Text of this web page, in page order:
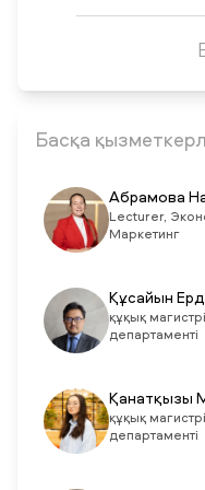
Басқа
Абрамова
Lecturer,
Маркетинг
Құсайын
құқық
департаменті
Қанатқызы
құқық
департаменті